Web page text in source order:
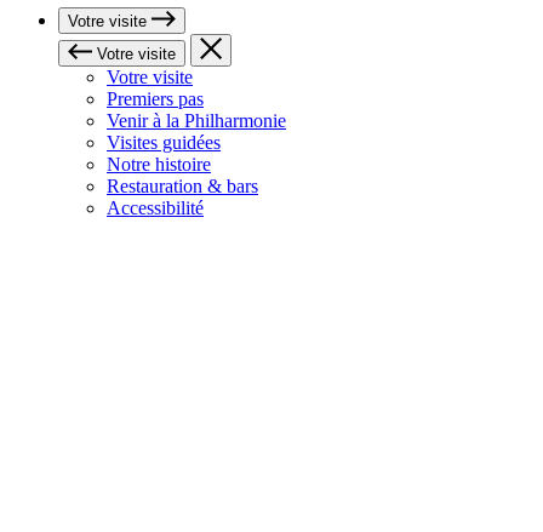
Votre visite
Votre visite
Votre visite
Premiers pas
Venir à la Philharmonie
Visites guidées
Notre histoire
Restauration & bars
Accessibilité